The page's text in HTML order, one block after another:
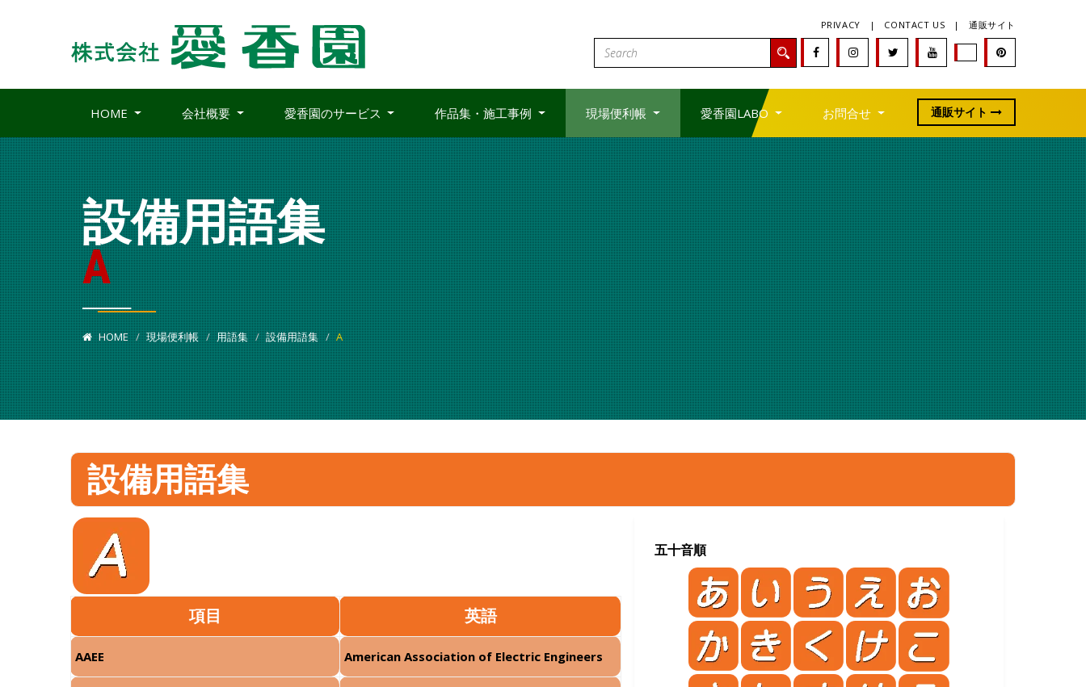
PRIVACY | CONTACT US | 通販サイト
HOME 会社概要 愛香園のサービス 作品集・施工事例 現場便利帳 愛香園LABO お問合せ 通販サイト
設備用語集
A
HOME 現場便利帳 用語集 設備用語集 A
設備用語集
項目 英語
AAEE American Association of Electric Engineers
五十音順